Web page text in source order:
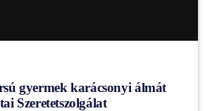
gyermek karácsonyi álmát
Szeretetszolgálat